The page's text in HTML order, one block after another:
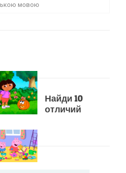
мовою
Найди 10
отличий